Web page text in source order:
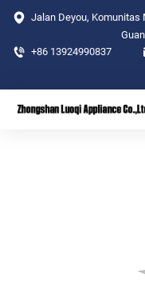
Jalan Deyou, Komunitas
+86 13924990837